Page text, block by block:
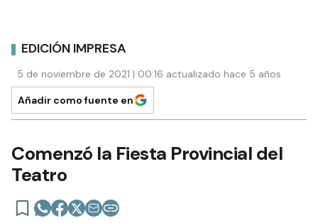
EDICIÓN IMPRESA
5 de noviembre de 2021 | 00:16 actualizado hace 5 años
Añadir como fuente en
Comenzó la Fiesta Provincial del
Teatro